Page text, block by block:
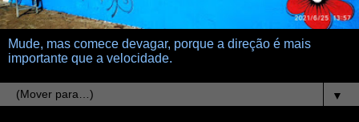
Mude, mas comece devagar, porque a direção é mais
importante que a velocidade.
▼